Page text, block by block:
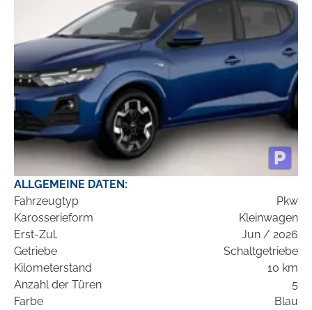
ALLGEMEINE DATEN:
Fahrzeugtyp
Pkw
Karosserieform
Kleinwagen
Erst-Zul.
Jun / 2026
Getriebe
Schaltgetriebe
Kilometerstand
10 km
Anzahl der Türen
5
Farbe
Blau